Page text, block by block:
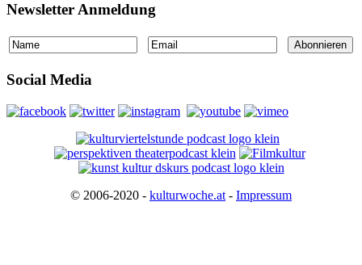
Newsletter Anmeldung
Social Media
© 2006-2020 - kulturwoche.at - Impressum